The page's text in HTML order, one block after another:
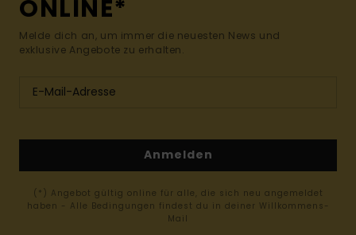
ONLINE*
Melde dich an, um immer die neuesten News und
exklusive Angebote zu erhalten.
Anmelden
(*) Angebot gültig online für alle, die sich neu angemeldet
haben - Alle Bedingungen findest du in deiner Willkommens-
Mail